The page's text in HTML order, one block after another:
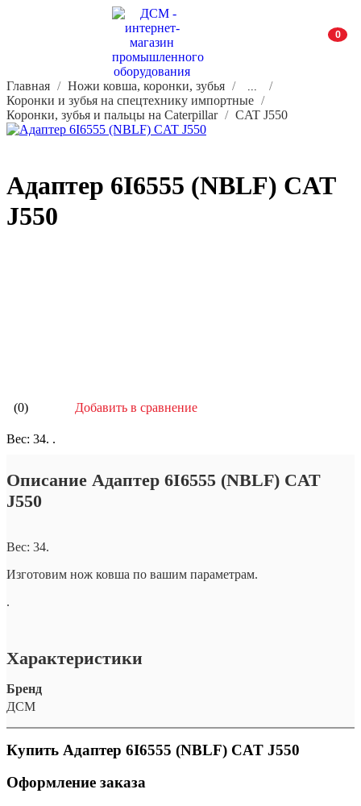
0
Главная Ножи ковша, коронки, зубья ...
Коронки и зубья на спецтехнику импортные
Коронки, зубья и пальцы на Caterpillar
CAT J550
Адаптер 6I6555 (NBLF) CAT
J550
(0) Добавить в сравнение
Вес: 34. .
Описание Адаптер 6I6555 (NBLF) CAT
J550
Вес: 34.
Изготовим нож ковша по вашим параметрам.
.
Характеристики
Бренд
ДСМ
Купить Адаптер 6I6555 (NBLF) CAT J550
Оформление заказа